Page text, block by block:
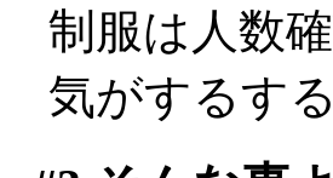
制服は人数
気がするする